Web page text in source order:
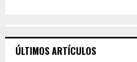
ÚLTIMOS ARTÍCULOS